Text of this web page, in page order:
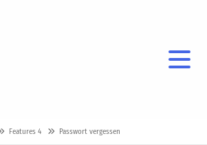
Features 4 Passwort vergessen